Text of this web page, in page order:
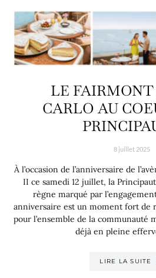
LE
CARLO AU
8 juillet 2025
À l’occasion de l’anniversaire de
II ce samedi 12 juillet, la
règne marqué par
anniversaire est un moment fort de
pour l’ensemble de la communauté
déjà en pleine
LIRE LA SUITE